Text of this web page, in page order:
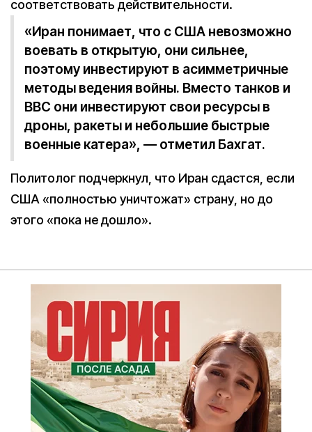
соответствовать действительности.
«Иран понимает, что с США невозможно
воевать в открытую, они сильнее,
поэтому инвестируют в асимметричные
методы ведения войны. Вместо танков и
ВВС они инвестируют свои ресурсы в
дроны, ракеты и небольшие быстрые
военные катера», — отметил Бахгат.
Политолог подчеркнул, что Иран сдастся, если
США «полностью уничтожат» страну, но до
этого «пока не дошло».